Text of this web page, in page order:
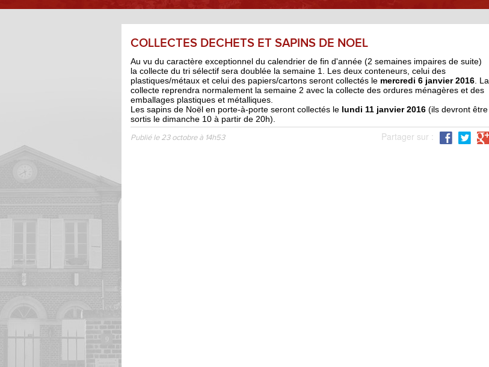
COLLECTES DECHETS ET SAPINS DE NOEL
Au vu du caractère exceptionnel du calendrier de fin d'année (2 semaines impaires de suite)
la collecte du tri sélectif sera doublée la semaine 1. Les deux conteneurs, celui des
plastiques/métaux et celui des papiers/cartons seront collectés le mercredi 6 janvier 2016 . La
collecte reprendra normalement la semaine 2 avec la collecte des ordures ménagères et des
emballages plastiques et métalliques.
Les sapins de Noël en porte-à-porte seront collectés le lundi 11 janvier 2016 (ils devront être
sortis le dimanche 10 à partir de 20h).
Publié le 23 octobre à 14h53
Partager sur :